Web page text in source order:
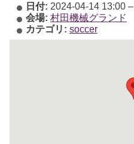
日付: 2024-04-14 13:00–
会場: 村田機械グランド
カテゴリ: soccer